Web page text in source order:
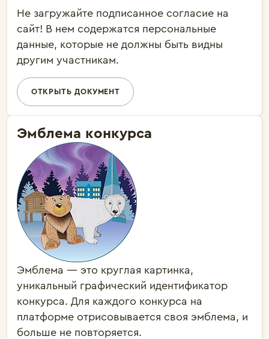
Не загружайте подписанное согласие на
сайт! В нем содержатся персональные
данные, которые не должны быть видны
другим участникам.
ОТКРЫТЬ ДОКУМЕНТ
Эмблема конкурса
Эмблема — это круглая картинка,
уникальный графический идентификатор
конкурса. Для каждого конкурса на
платформе отрисовывается своя эмблема, и
больше не повторяется.